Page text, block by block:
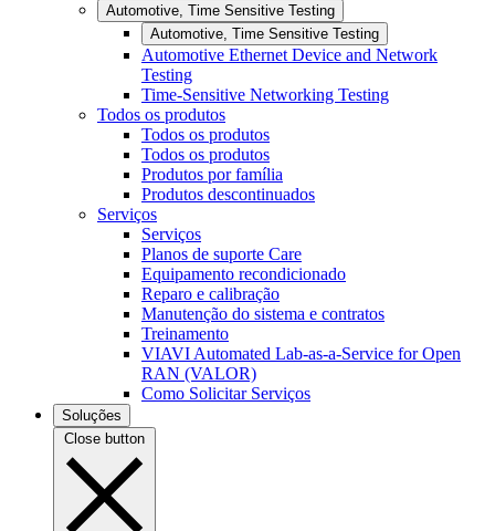
Automotive, Time Sensitive Testing
Automotive, Time Sensitive Testing
Automotive Ethernet Device and Network
Testing
Time-Sensitive Networking Testing
Todos os produtos
Todos os produtos
Todos os produtos
Produtos por família
Produtos descontinuados
Serviços
Serviços
Planos de suporte Care
Equipamento recondicionado
Reparo e calibração
Manutenção do sistema e contratos
Treinamento
VIAVI Automated Lab-as-a-Service for Open
RAN (VALOR)
Como Solicitar Serviços
Soluções
Close button